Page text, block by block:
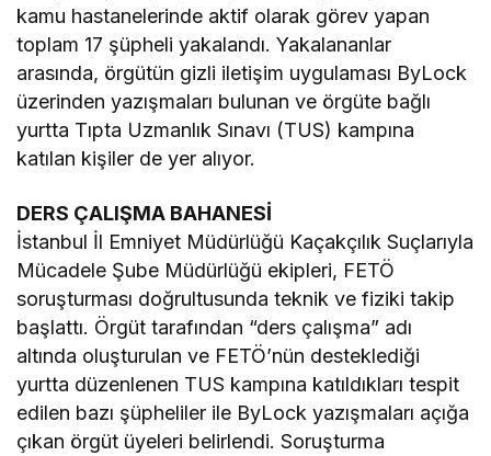
kamu hastanelerinde aktif olarak görev yapan
toplam 17 şüpheli yakalandı. Yakalananlar
arasında, örgütün gizli iletişim uygulaması ByLock
üzerinden yazışmaları bulunan ve örgüte bağlı
yurtta Tıpta Uzmanlık Sınavı (TUS) kampına
katılan kişiler de yer alıyor.
DERS ÇALIŞMA BAHANESİ
İstanbul İl Emniyet Müdürlüğü Kaçakçılık Suçlarıyla
Mücadele Şube Müdürlüğü ekipleri, FETÖ
soruşturması doğrultusunda teknik ve fiziki takip
başlattı. Örgüt tarafından “ders çalışma” adı
altında oluşturulan ve FETÖ’nün desteklediği
yurtta düzenlenen TUS kampına katıldıkları tespit
edilen bazı şüpheliler ile ByLock yazışmaları açığa
çıkan örgüt üyeleri belirlendi. Soruşturma